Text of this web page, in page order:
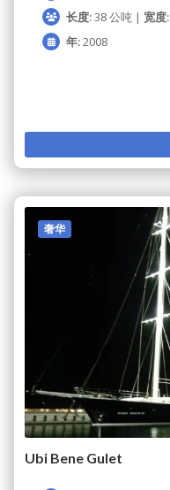
长度:38 公吨 | 宽度:
年:2008
奢华
Ubi Bene Gulet